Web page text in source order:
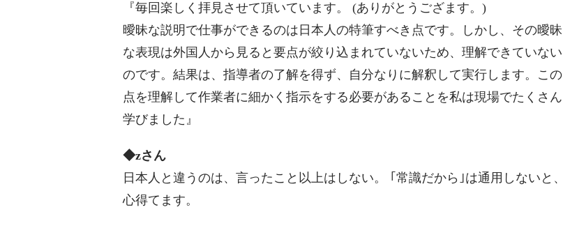
『毎回楽しく拝見させて頂いています。 (ありがとうござます。)
曖昧な説明で仕事ができるのは日本人の特筆すべき点です。しかし、その曖昧
な表現は外国人から見ると要点が絞り込まれていないため、理解できていない
のです。結果は、指導者の了解を得ず、自分なりに解釈して実行します。この
点を理解して作業者に細かく指示をする必要があることを私は現場でたくさん
学びました』
◆zさん
日本人と違うのは、言ったこと以上はしない。 ｢常識だから｣は通用しないと、
心得てます。